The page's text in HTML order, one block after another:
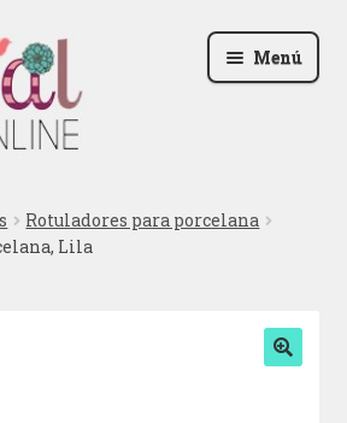
Menú
Rotuladores para porcelana
Lila